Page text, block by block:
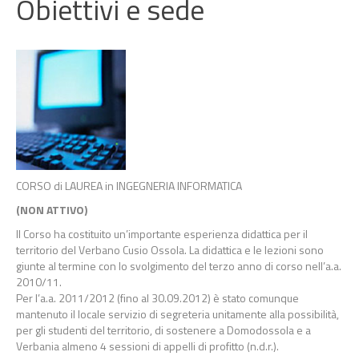
Obiettivi e sede
CORSO di LAUREA in INGEGNERIA INFORMATICA
(NON ATTIVO)
Il Corso ha costituito un’importante esperienza didattica per il
territorio del Verbano Cusio Ossola. La didattica e le lezioni sono
giunte al termine con lo svolgimento del terzo anno di corso nell’a.a.
2010/11.
Per l’a.a. 2011/2012 (fino al 30.09.2012) è stato comunque
mantenuto il locale servizio di segreteria unitamente alla possibilità,
per gli studenti del territorio, di sostenere a Domodossola e a
Verbania almeno 4 sessioni di appelli di profitto (n.d.r.).